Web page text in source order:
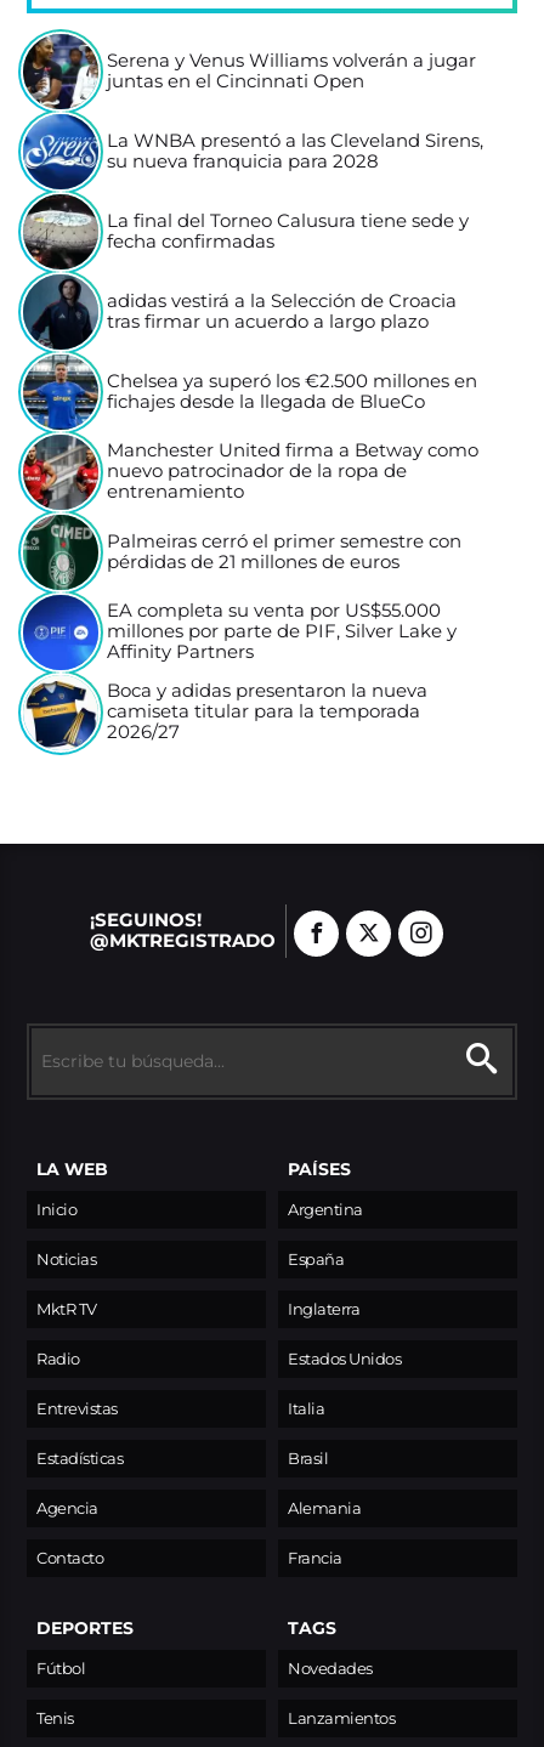
Serena y Venus Williams volverán a jugar
juntas en el Cincinnati Open
La WNBA presentó a las Cleveland Sirens,
su nueva franquicia para 2028
La final del Torneo Calusura tiene sede y
fecha confirmadas
adidas vestirá a la Selección de Croacia
tras firmar un acuerdo a largo plazo
Chelsea ya superó los €2.500 millones en
fichajes desde la llegada de BlueCo
Manchester United firma a Betway como
nuevo patrocinador de la ropa de
entrenamiento
Palmeiras cerró el primer semestre con
pérdidas de 21 millones de euros
EA completa su venta por US$55.000
millones por parte de PIF, Silver Lake y
Affinity Partners
Boca y adidas presentaron la nueva
camiseta titular para la temporada
2026/27
¡SEGUINOS!
@MKTREGISTRADO
LA WEB
Inicio
Noticias
MktR TV
Radio
Entrevistas
Estadísticas
Agencia
Contacto
PAÍSES
Argentina
España
Inglaterra
Estados Unidos
Italia
Brasil
Alemania
Francia
DEPORTES
Fútbol
Tenis
TAGS
Novedades
Lanzamientos